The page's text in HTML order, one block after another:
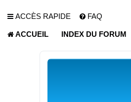
ACCÈS RAPIDE FAQ
ACCUEIL INDEX DU FORUM